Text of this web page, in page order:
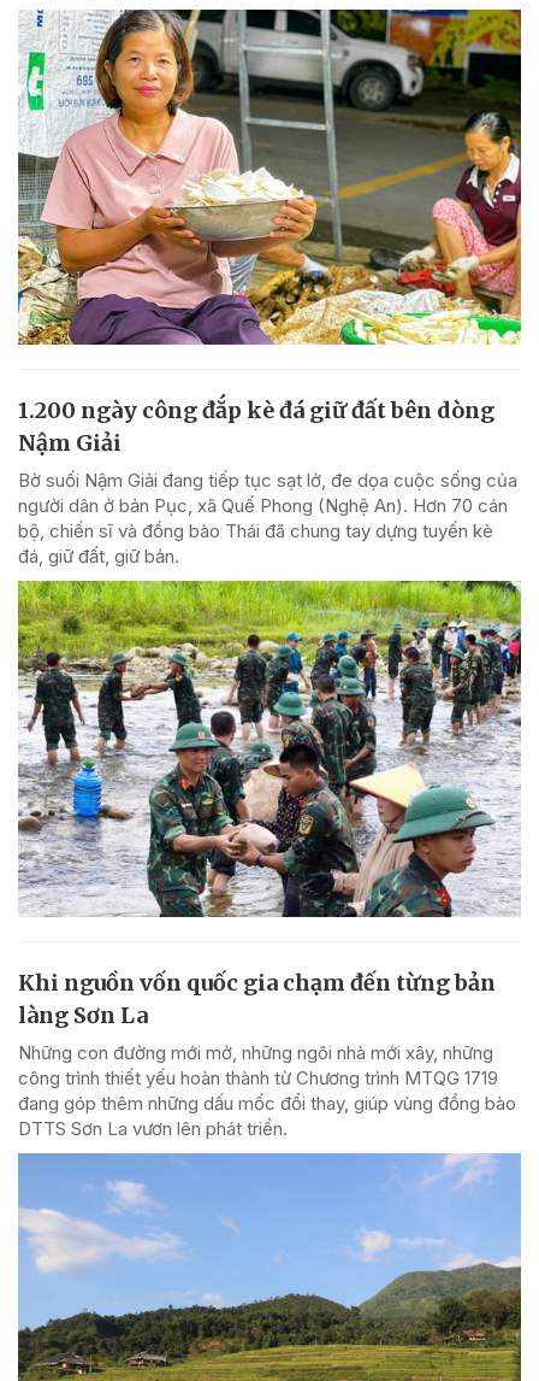
1.200 ngày công đắp kè đá giữ đất bên dòng
Nậm Giải
Bờ suối Nậm Giải đang tiếp tục sạt lở, đe dọa cuộc sống của
người dân ở bản Pục, xã Quế Phong (Nghệ An). Hơn 70 cán
bộ, chiến sĩ và đồng bào Thái đã chung tay dựng tuyến kè
đá, giữ đất, giữ bản.
Khi nguồn vốn quốc gia chạm đến từng bản
làng Sơn La
Những con đường mới mở, những ngôi nhà mới xây, những
công trình thiết yếu hoàn thành từ Chương trình MTQG 1719
đang góp thêm những dấu mốc đổi thay, giúp vùng đồng bào
DTTS Sơn La vươn lên phát triển.